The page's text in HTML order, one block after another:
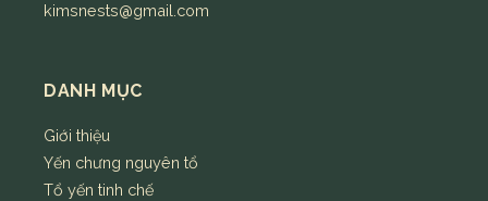
kimsnests@gmail.com
DANH MỤC
Giới thiệu
Yến chưng nguyên tổ
Tổ yến tinh chế